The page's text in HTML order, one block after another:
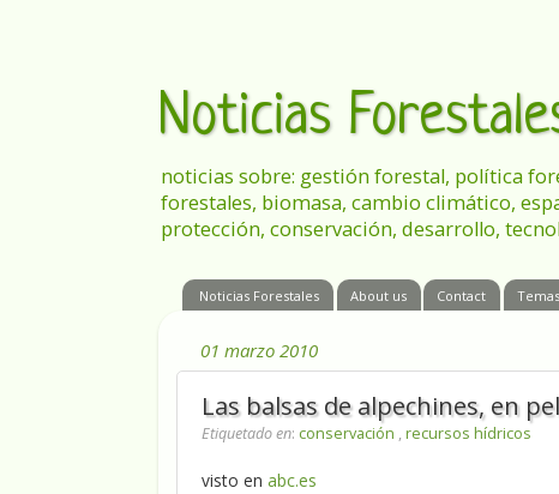
Noticias
noticias sobre: gestión forestal, política
forestales, biomasa, cambio climático,
protección, conservación, desarrollo,
Noticias Forestales About us Contact
01 marzo 2010
Las balsas de alpechines, en
Etiquetado en: conservación , recursos hídricos
visto en abc.es